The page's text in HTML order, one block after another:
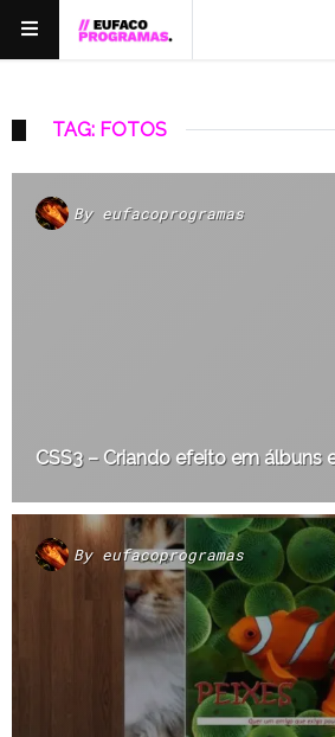
TAG: FOTOS
By eufacoprogramas
CSS3 – Criando efeito em álbuns
By eufacoprogramas